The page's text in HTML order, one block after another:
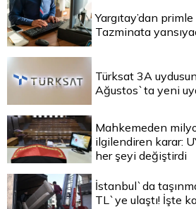
Yargıtay’dan
Tazminata
Türksat 3A
Ağustos`ta yeni
Mahkemeden
ilgilendiren karar:
her şeyi değiştirdi
İstanbul`da
TL`ye ulaştı! İşte